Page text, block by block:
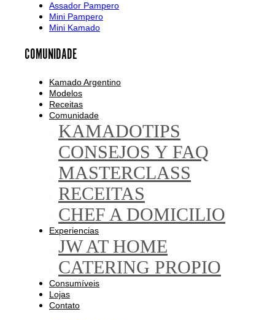
Assador Pampero
Mini Pampero
Mini Kamado
COMUNIDADE
Kamado Argentino
Modelos
Receitas
Comunidade
KAMADOTIPS
CONSEJOS Y FAQ
MASTERCLASS
RECEITAS
CHEF A DOMICILIO
Experiencias
JW AT HOME
CATERING PROPIO
Consumíveis
Lojas
Contato